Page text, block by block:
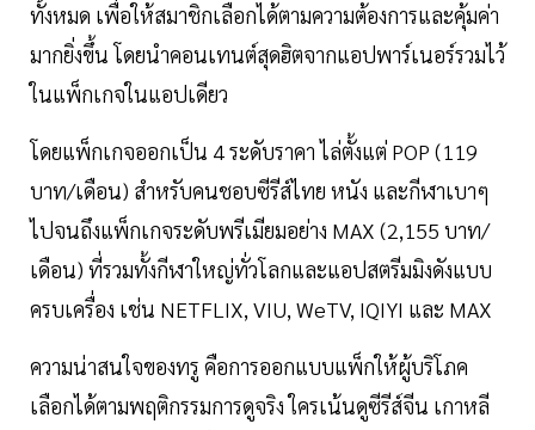
ทั้งหมด เพื่อให้สมาชิกเลือกได้ตามความต้องการและคุ้มค่า
มากยิ่งขึ้น โดยนำคอนเทนต์สุดฮิตจากแอปพาร์เนอร์รวมไว้
ในแพ็กเกจในแอปเดียว
โดยแพ็กเกจออกเป็น 4 ระดับราคา ไล่ตั้งแต่ POP (119
บาท/เดือน) สำหรับคนชอบซีรีส์ไทย หนัง และกีฬาเบาๆ
ไปจนถึงแพ็กเกจระดับพรีเมียมอย่าง MAX (2,155 บาท/
เดือน) ที่รวมทั้งกีฬาใหญ่ทั่วโลกและแอปสตรีมมิงดังแบบ
ครบเครื่อง เช่น NETFLIX, VIU, WeTV, IQIYI และ MAX
ความน่าสนใจของทรู คือการออกแบบแพ็กให้ผู้บริโภค
เลือกได้ตามพฤติกรรมการดูจริง ใครเน้นดูซีรีส์จีน เกาหลี